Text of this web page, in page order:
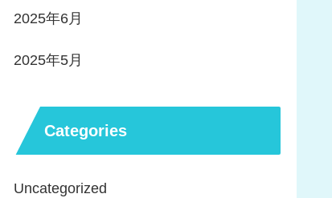
2025年6月
2025年5月
Categories
Uncategorized